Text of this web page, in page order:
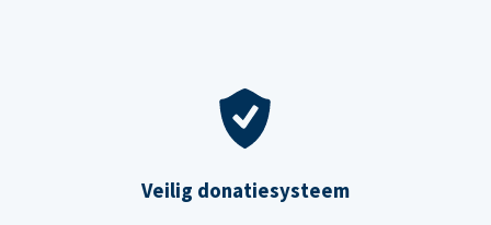
Veilig donatiesysteem